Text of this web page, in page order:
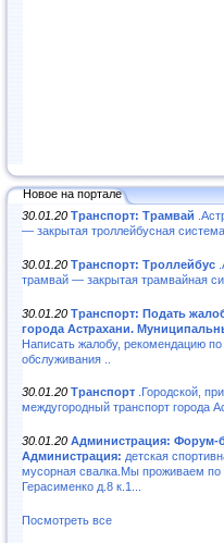
Новое на портале
30.01.20 Транспорт: Трамвай
— закрытая троллейбусная система
30.01.20 Транспорт: Троллейбус
трамвай — закрытая трамвайная
30.01.20 Транспорт: Подать
города Астрахани.
Написать жалобу, рекомендацию
обслуживания ..
30.01.20 Транспорт .Городской,
междугородный транспорт города
30.01.20 Администрация: Форум-
Администрация: детская
мусорная свалка.Мы проживаем по
Герасименко д.8 к.1...
Посмотреть все